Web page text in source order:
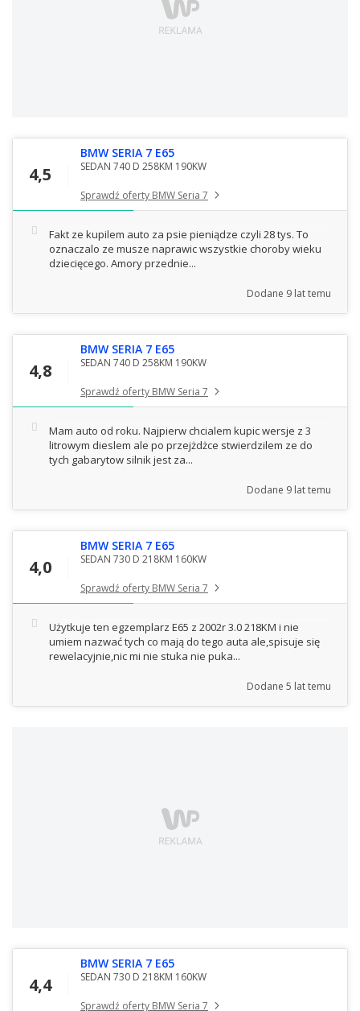
4,5
BMW SERIA 7 E65
SEDAN 740 D 258KM 190KW
Sprawdź oferty BMW Seria 7
Fakt ze kupilem auto za psie pieniądze czyli 28 tys. To
oznaczalo ze musze naprawic wszystkie choroby wieku
dziecięcego. Amory przednie...
Dodane 9 lat temu
4,8
BMW SERIA 7 E65
SEDAN 740 D 258KM 190KW
Sprawdź oferty BMW Seria 7
Mam auto od roku. Najpierw chcialem kupic wersje z 3
litrowym dieslem ale po przejżdżce stwierdzilem ze do
tych gabarytow silnik jest za...
Dodane 9 lat temu
4,0
BMW SERIA 7 E65
SEDAN 730 D 218KM 160KW
Sprawdź oferty BMW Seria 7
Użytkuje ten egzemplarz E65 z 2002r 3.0 218KM i nie
umiem nazwać tych co mają do tego auta ale,spisuje się
rewelacyjnie,nic mi nie stuka nie puka...
Dodane 5 lat temu
4,4
BMW SERIA 7 E65
SEDAN 730 D 218KM 160KW
Sprawdź oferty BMW Seria 7